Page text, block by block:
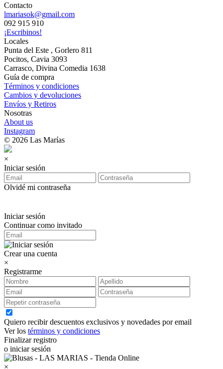
Contacto
lmariasok@gmail.com
092 915 910
¡Escribinos!
Locales
Punta del Este , Gorlero 811
Pocitos, Cavia 3093
Carrasco, Divina Comedia 1638
Guía de compra
Términos y condiciones
Cambios y devoluciones
Envíos y Retiros
Nosotras
About us
Instagram
© 2026 Las Marías
×
Iniciar sesión
Olvidé mi contraseña
Iniciar sesión
Continuar como invitado
Crear una cuenta
×
Registrarme
Quiero recibir descuentos exclusivos y novedades por email
Ver los términos y condiciones
Finalizar registro
o iniciar sesión
×